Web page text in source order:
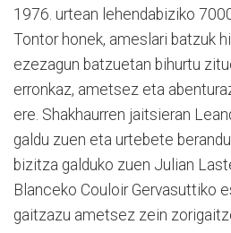
1976. urtean lehendabiziko
Tontor honek, ameslari batzuk
ezezagun batzuetan bihurtu
erronkaz, ametsez eta
ere. Shakhaurren jaitsieran
galdu zuen eta urtebete
bizitza galduko zuen Julian
Blanceko Couloir Gervasuttiko
gaitzazu ametsez zein